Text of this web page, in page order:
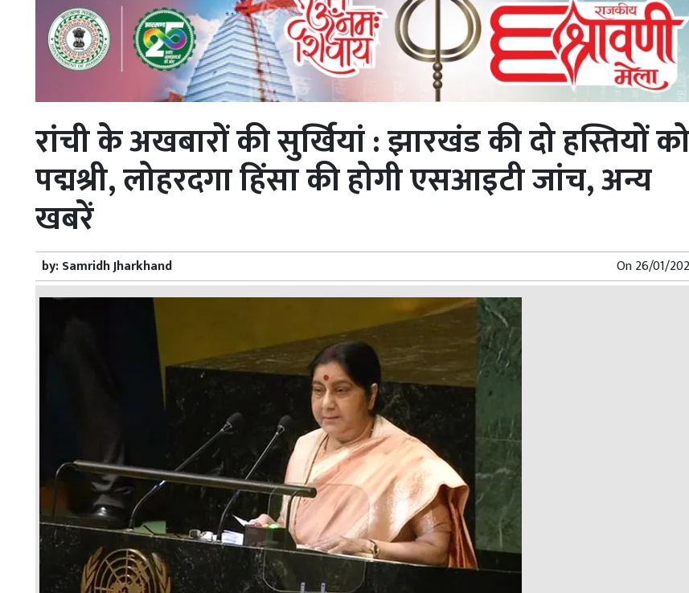
रांची के अखबारों की सुर्खियां : झारखंड की दो हस्तियों
पद्मश्री, लोहरदगा हिंसा की होगी एसआइटी जांच, अन्य
खबरें
by:Samridh Jharkhand On26/01/